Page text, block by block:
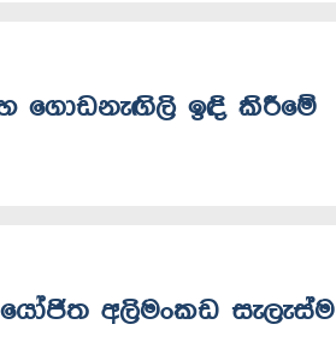
ගොඩනැඟිලි ඉඳි කිරීමේ
යෝජිත අලිමංකඩ සැලැස්ම